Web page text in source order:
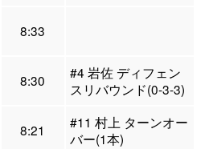
8:33
8:30
#4 岩佐 ディフェン
スリバウンド(0-3-3)
8:21
#11 村上 ターンオー
バー(1本)